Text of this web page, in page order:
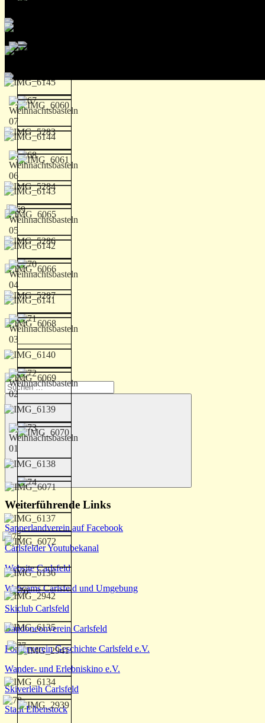
Suchen
nach:
Suchen
Weiterführende Links
Sapperlandverein auf Facebook
Carlsfelder Youtubekanal
Website Carlsfeld
Webcams Carlsfeld und Umgebung
Skiclub Carlsfeld
Bandoneonverein Carlsfeld
Förderverein Geschichte Carlsfeld e.V.
Wander- und Erlebniskino e.V.
Skiverleih Carlsfeld
Stadt Eibenstock